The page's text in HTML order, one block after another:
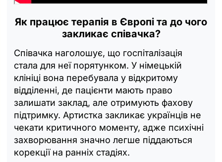
Як працює терапія в Європі та до чого
закликає співачка?
Співачка наголошує, що госпіталізація
стала для неї порятунком. У німецькій
клініці вона перебувала у відкритому
відділенні, де пацієнти мають право
залишати заклад, але отримують фахову
підтримку. Артистка закликає українців не
чекати критичного моменту, адже психічні
захворювання значно легше піддаються
корекції на ранніх стадіях.